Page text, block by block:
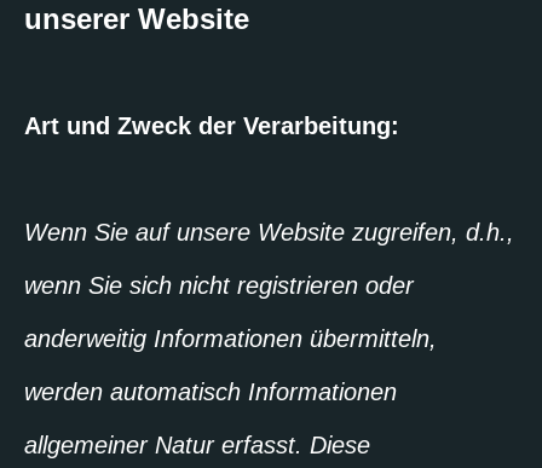
unserer Website
Art und Zweck der Verarbeitung:
Wenn Sie auf unsere Website zugreifen, d.h.,
wenn Sie sich nicht registrieren oder
anderweitig Informationen übermitteln,
werden automatisch Informationen
allgemeiner Natur erfasst. Diese